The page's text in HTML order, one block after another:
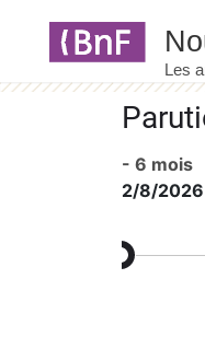
- 6 mois
2/8/2026